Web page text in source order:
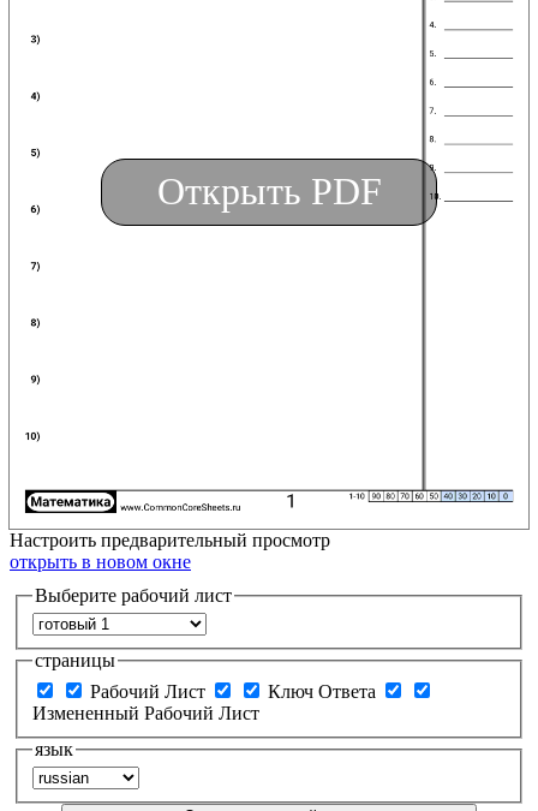
Открыть PDF
Настроить предварительный просмотр
открыть в новом окне
Выберите рабочий лист
страницы
Рабочий Лист
Ключ Ответа
Измененный Рабочий Лист
язык